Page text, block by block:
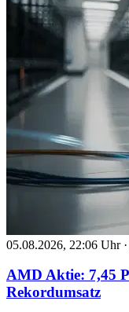
05.08.2026, 22:06 Uhr ·
AMD Aktie: 7,45
Rekordumsatz